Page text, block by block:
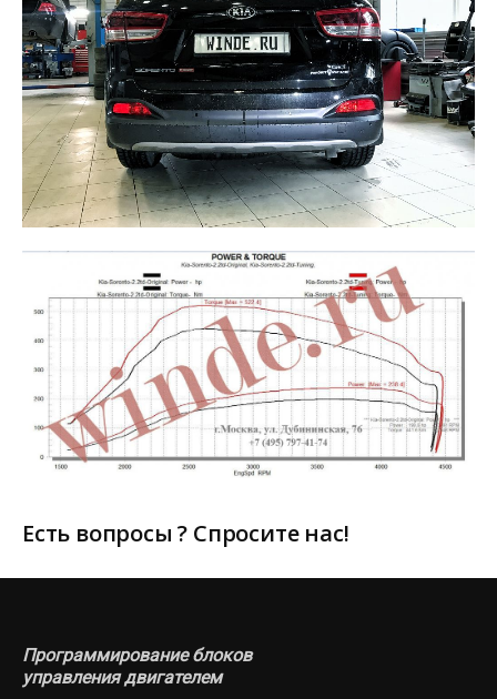
Есть вопросы ? Спросите нас!
Программирование блоков
управления двигателем